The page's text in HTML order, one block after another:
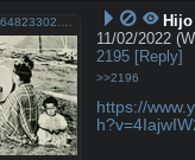
Hijo
11/02/2022
2195 [Reply]
>>2196
https://